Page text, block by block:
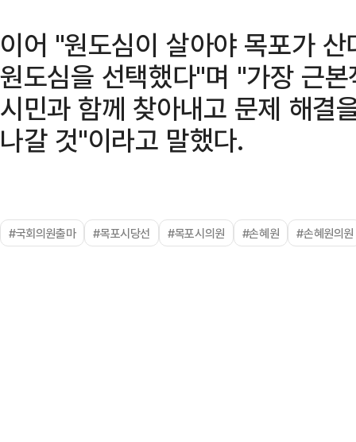
이어 "원도심이 살아야 목포가
원도심을 선택했다"며 "가장 근
시민과 함께 찾아내고 문제 해결
나갈 것"이라고 말했다.
#국회의원출마 #목포시당선 #목포시의원 #손혜원 #손혜원의원